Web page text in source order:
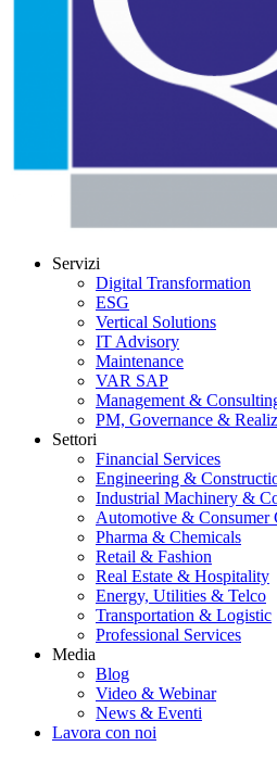
Servizi
Digital Transformation
ESG
Vertical Solutions
IT Advisory
Maintenance
VAR SAP
Management &
PM, Governance &
Settori
Financial Services
Engineering &
Industrial Machinery &
Automotive & Consumer
Pharma & Chemicals
Retail & Fashion
Real Estate & Hospitality
Energy, Utilities & Telco
Transportation & Logistic
Professional Services
Media
Blog
Video & Webinar
News & Eventi
Lavora con noi